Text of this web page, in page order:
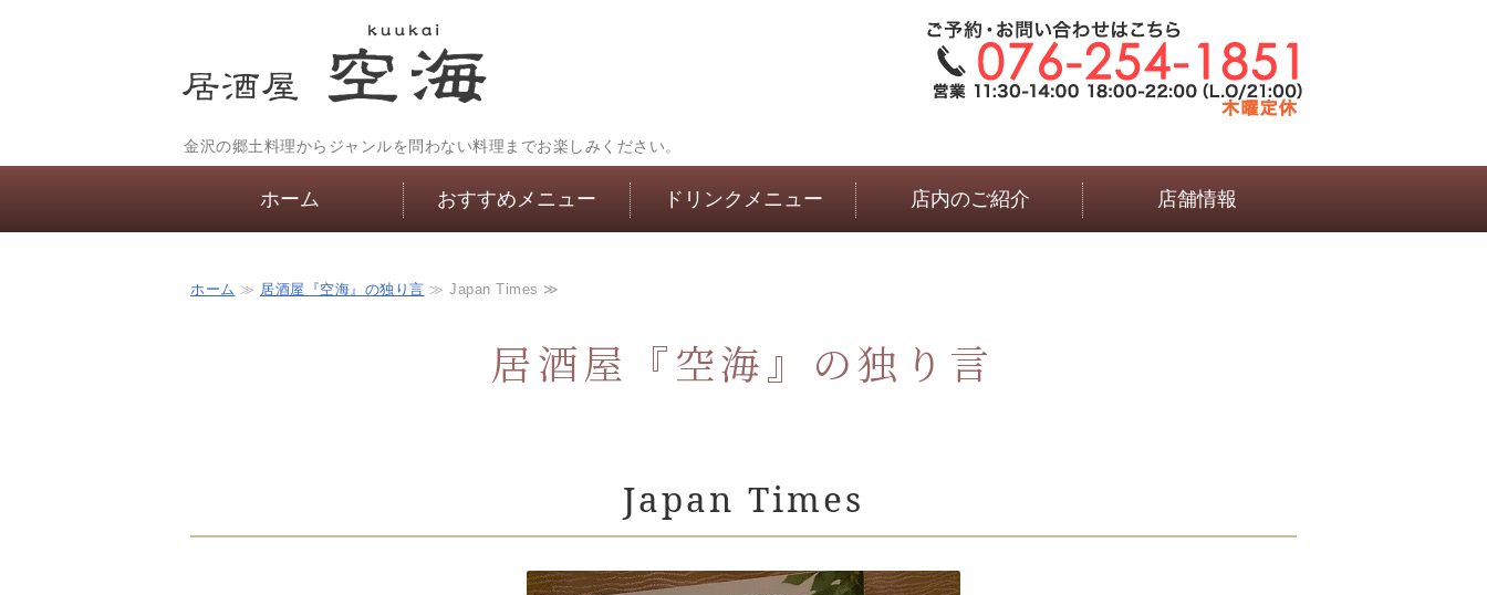
金沢の郷土料理からジャンルを問わない料理までお楽しみください。
ホーム おすすめメニュー ドリンクメニュー 店内のご紹介 店舗情報
ホーム ≫ 居酒屋『空海』の独り言 ≫ Japan Times ≫
居酒屋『空海』の独り言
Japan Times